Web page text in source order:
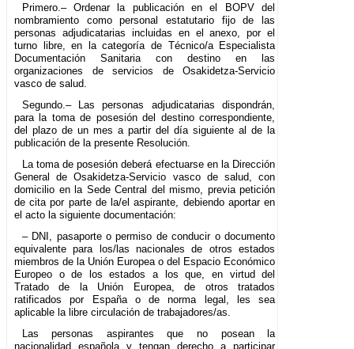
Primero.– Ordenar la publicación en el BOPV del
nombramiento como personal estatutario fijo de las
personas adjudicatarias incluidas en el anexo, por el
turno libre, en la categoría de Técnico/a Especialista
Documentación Sanitaria con destino en las
organizaciones de servicios de Osakidetza-Servicio
vasco de salud.
Segundo.– Las personas adjudicatarias dispondrán,
para la toma de posesión del destino correspondiente,
del plazo de un mes a partir del día siguiente al de la
publicación de la presente Resolución.
La toma de posesión deberá efectuarse en la Dirección
General de Osakidetza-Servicio vasco de salud, con
domicilio en la Sede Central del mismo, previa petición
de cita por parte de la/el aspirante, debiendo aportar en
el acto la siguiente documentación:
– DNI, pasaporte o permiso de conducir o documento
equivalente para los/las nacionales de otros estados
miembros de la Unión Europea o del Espacio Económico
Europeo o de los estados a los que, en virtud del
Tratado de la Unión Europea, de otros tratados
ratificados por España o de norma legal, les sea
aplicable la libre circulación de trabajadores/as.
Las personas aspirantes que no posean la
nacionalidad española y tengan derecho a participar